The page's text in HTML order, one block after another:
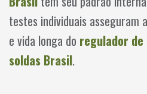
testes individuais asseguram
e vida longa do regulador
soldas Brasil.